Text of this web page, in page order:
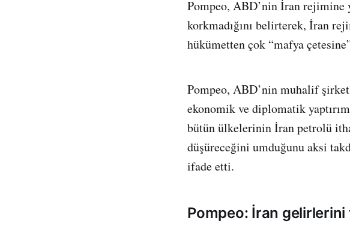
Pompeo, ABD’nin İran rejimine
korkmadığını belirterek, İran
hükümetten çok “mafya
Pompeo, ABD’nin muhalif
ekonomik ve diplomatik
bütün ülkelerinin İran petrolü
düşüreceğini umduğunu aksi
ifade etti.
Pompeo: İran gelirlerini